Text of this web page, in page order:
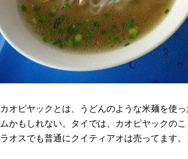
カオピヤックとは、うどんのような米麺を使
ムかもしれない。タイでは、カオピヤックの
ラオスでも普通にクイティアオは売ってます。